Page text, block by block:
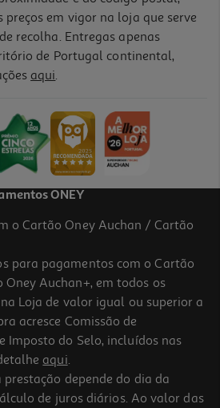
Preta Vintage Palette
Auchan Tinta Preta Vintage
preços em vigor na loja que serve
recolha. Entregas apenas
de Portugal continental,
aqui.
ONEY
o Cartão Oney Auchan / Cartão
para pagamentos com o Cartão
Auchan+, em todos os
Loja de valor igual ou superior a
acresce Comissão de
Imposto do Selo, incluídos nas
aqui.
depende do dia da
de juros diários. Ao valor das